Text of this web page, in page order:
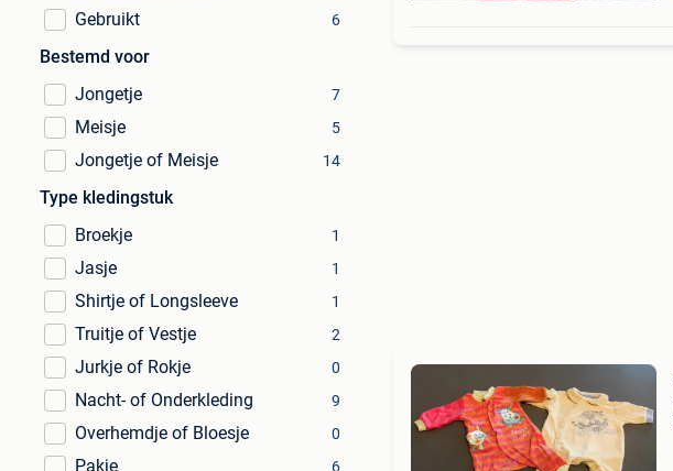
Gebruikt 6
Bestemd voor
Jongetje
7
Meisje 5
Jongetje of Meisje 14
Type kledingstuk
Broekje
1
Jasje 1
Shirtje of Longsleeve 1
Truitje of Vestje 2
Jurkje of Rokje 0
Nacht- of Onderkleding 9
Overhemdje of Bloesje 0
Pakje 6